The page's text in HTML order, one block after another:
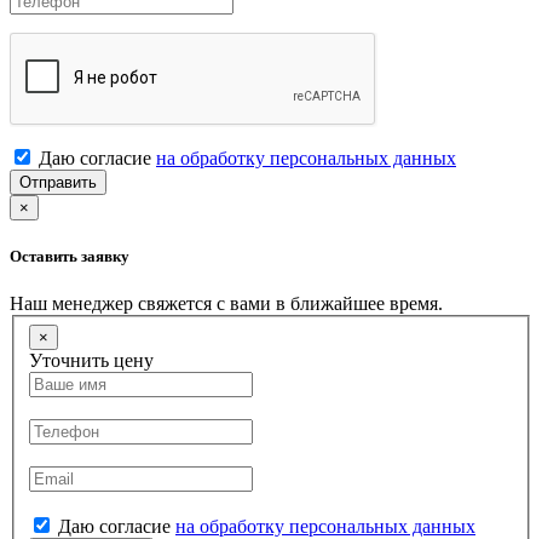
Даю согласие на обработку персональных данных
Отправить
×
Оставить заявку
Наш менеджер свяжется с вами в ближайшее время.
×
Уточнить цену
Даю согласие на обработку персональных данных